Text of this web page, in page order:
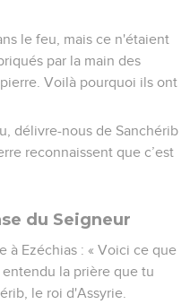
le feu, mais ce n'étaient
par la main des
Voilà pourquoi ils ont
délivre-nous de Sanchérib
reconnaissent que c’est
du Seigneur
à Ezéchias : « Voici ce que
la prière que tu
le roi d'Assyrie.